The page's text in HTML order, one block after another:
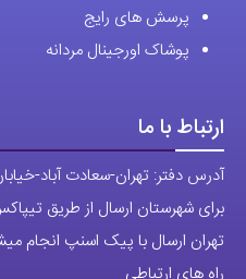
پرسش های رایج
پوشاک اورجینال مردانه
ارتباط با ما
آدرس دفتر: تهران-سعادت آباد-خیابان
برای شهرستان ارسال از طریق
تهران ارسال با پیک اسنپ انجام